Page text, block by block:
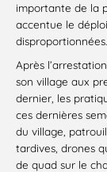
importante de la
accentue le
disproportionnées.
Après
son village aux
dernier, les
ces dernières
du village,
tardives, drones
de quad sur le